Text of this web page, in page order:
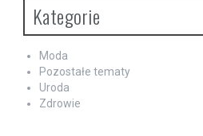
Kategorie
Moda
Pozostałe tematy
Uroda
Zdrowie